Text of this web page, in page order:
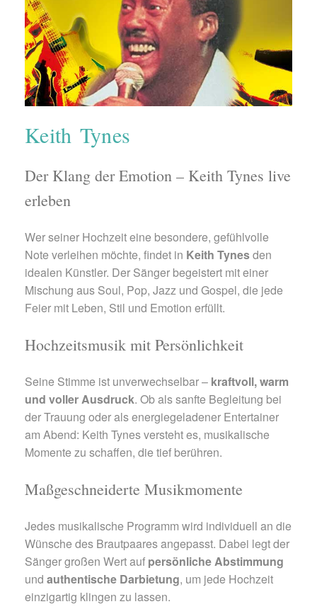
Keith Tynes
Der Klang der Emotion – Keith Tynes live
erleben
Wer seiner Hochzeit eine besondere, gefühlvolle
Note verleihen möchte, findet in Keith Tynesden
idealen Künstler. Der Sänger begeistert mit einer
Mischung aus Soul, Pop, Jazz und Gospel, die jede
Feier mit Leben, Stil und Emotion erfüllt.
Hochzeitsmusik mit Persönlichkeit
Seine Stimme ist unverwechselbar – kraftvoll, warm
und voller Ausdruck. Ob als sanfte Begleitung bei
der Trauung oder als energiegeladener Entertainer
am Abend: Keith Tynes versteht es, musikalische
Momente zu schaffen, die tief berühren.
Maßgeschneiderte Musikmomente
Jedes musikalische Programm wird individuell an die
Wünsche des Brautpaares angepasst. Dabei legt der
Sänger großen Wert auf persönliche Abstimmung
und authentische Darbietung, um jede Hochzeit
einzigartig klingen zu lassen.